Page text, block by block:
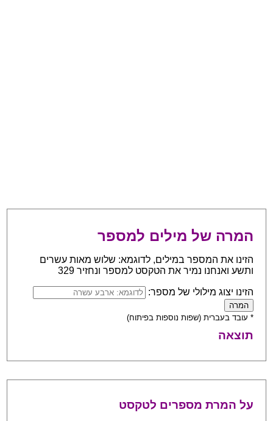
המרה של מילים למספר
הזינו את המספר במילים, לדוגמא: שלוש מאות עשרים
ותשע ואנחנו נמיר את הטקסט למספר ונחזיר 329
הזינו יצוג מילולי של מספר:
* עובד בעברית (שפות נוספות בפיתוח)
תוצאה
על המרת מספרים לטקסט